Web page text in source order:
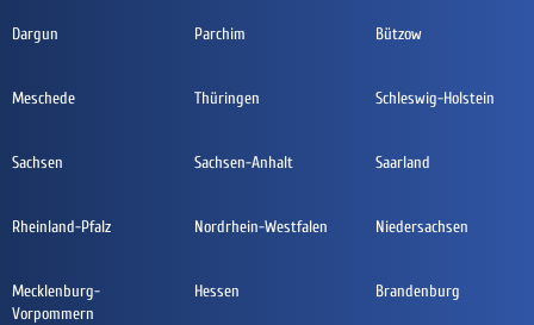
Dargun Parchim Bützow
Meschede Thüringen Schleswig-Holstein
Sachsen Sachsen-Anhalt Saarland
Rheinland-Pfalz Nordrhein-Westfalen Niedersachsen
Mecklenburg-
Vorpommern
Hessen Brandenburg